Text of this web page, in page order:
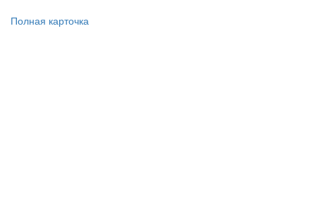
Полная карточка